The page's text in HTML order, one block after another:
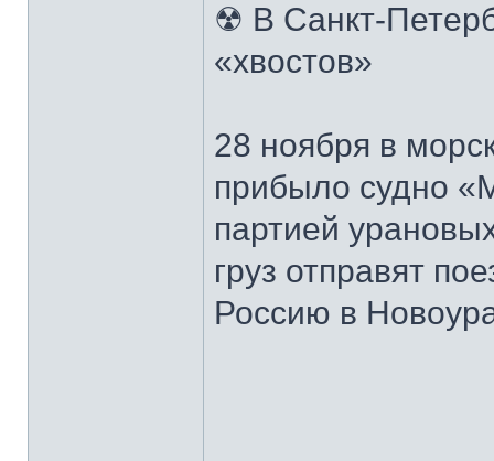
☢ В Санкт-
«хвостов»
28 ноября в
прибыло судно
партией
груз отправят
Россию в